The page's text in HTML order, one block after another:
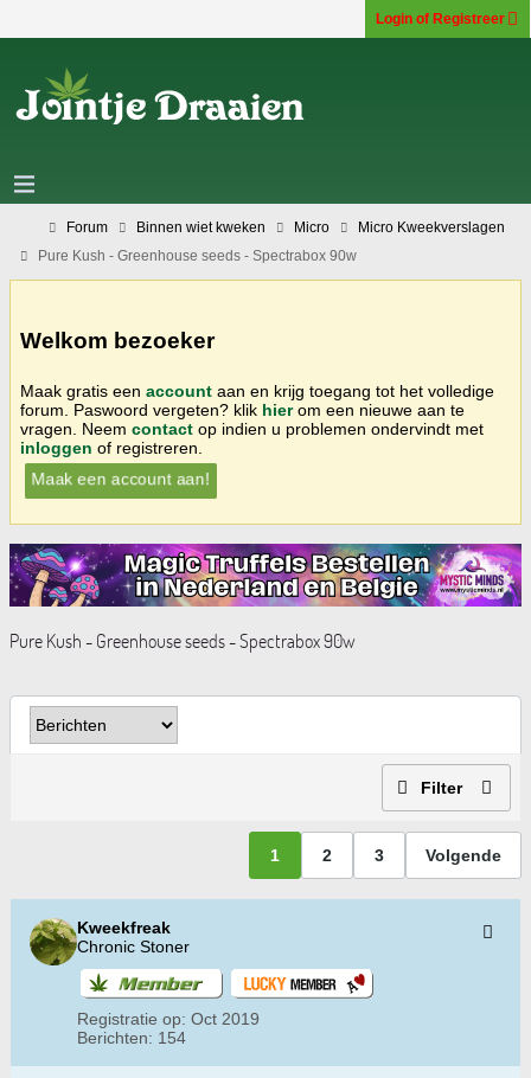
Login of Registreer
Forum Binnen wiet kweken Micro
Micro Kweekverslagen
Pure Kush - Greenhouse seeds - Spectrabox 90w
Welkom bezoeker
Maak gratis een account aan en krijg toegang tot het volledige
forum. Paswoord vergeten? klik hierom een nieuwe aan te
vragen. Neem contact op indien u problemen ondervindt met
inloggen of registreren.
Maak een account aan!
Pure Kush - Greenhouse seeds - Spectrabox 90w
Filter
1 2 3 Volgende
Kweekfreak
Chronic Stoner
Registratie op: Oct 2019
Berichten: 154